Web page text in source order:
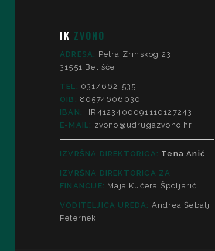
IK ZVONO
ADRESA: Petra Zrinskog 23,
31551 Belišće
TEL: 031/662-535
OIB: 80574606030
IBAN: HR4123400091110127243
E-MAIL: zvono@udrugazvono.hr
IZVRŠNA DIREKTORICA: Tena Anić
IZVRŠNA DIREKTORICA ZA
FINANCIJE: Maja Kučera Špoljarić
VODITELJICA UREDA: Andrea Šebalj
Peternek